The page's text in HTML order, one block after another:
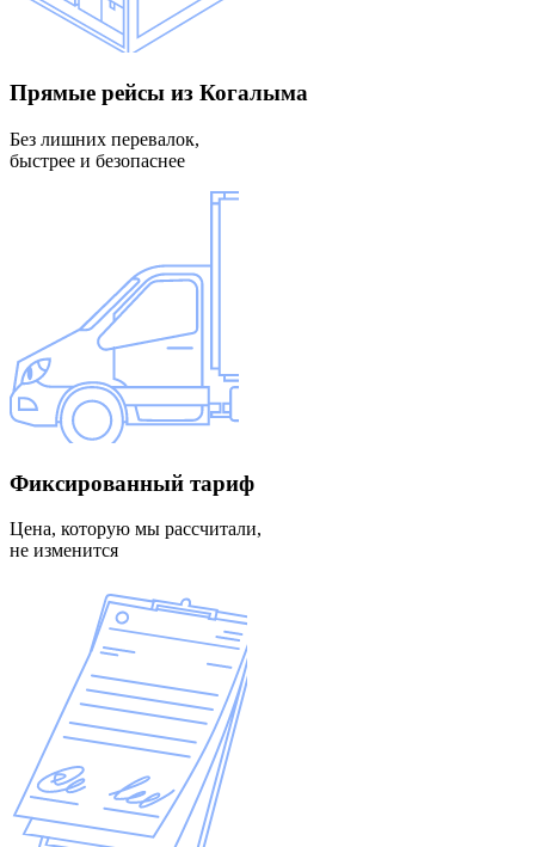
Прямые рейсы из Когалыма
Без лишних перевалок,
быстрее и безопаснее
Фиксированный тариф
Цена, которую мы рассчитали,
не изменится